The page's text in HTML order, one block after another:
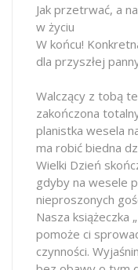
Jak przetrwać, a
w życiu
W końcu!
dla przyszłej
Walczący z tobą
zakończona
planistka wesela
ma robić biedna
Wielki Dzień
gdyby na wesele
nieproszonych
Nasza książeczka
pomoże ci
czynności.